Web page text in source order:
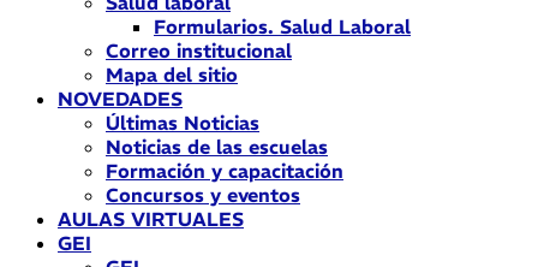
Formularios. Salud Laboral
Correo institucional
Mapa del sitio
NOVEDADES
Últimas Noticias
Noticias de las escuelas
Formación y capacitación
Concursos y eventos
AULAS VIRTUALES
GEI